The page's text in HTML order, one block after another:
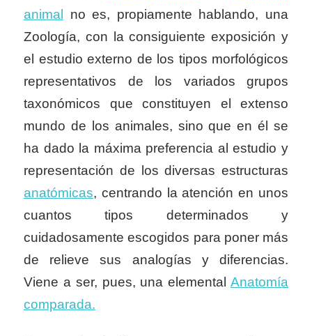
animal no es, propiamente hablando, una
Zoología, con la consiguiente exposición y
el estudio externo de los tipos morfológicos
representativos de los variados grupos
taxonómicos que constituyen el extenso
mundo de los animales, sino que en él se
ha dado la máxima preferencia al estudio y
representación de los diversas estructuras
anatómicas, centrando la atención en unos
cuantos tipos determinados y
cuidadosamente escogidos para poner más
de relieve sus analogías y diferencias.
Viene a ser, pues, una elemental Anatomía
comparada.